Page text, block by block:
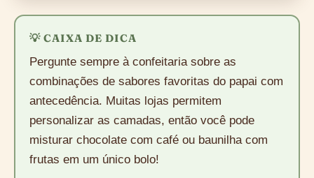
💡 CAIXA DE DICA
Pergunte sempre à confeitaria sobre as
combinações de sabores favoritas do papai com
antecedência. Muitas lojas permitem
personalizar as camadas, então você pode
misturar chocolate com café ou baunilha com
frutas em um único bolo!